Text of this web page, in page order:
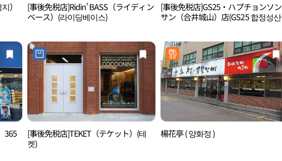
）
[事後免税店]Ridin’ BASS（ライディン
ベース）(라이딩베이스)
[事後免税店]GS25・ハプチョンソン
サン（合井城山）店(GS25 합정성산
365
[事後免税店]TEKET（テケット）(테
켓)
楊花亭 ( 양화정 )